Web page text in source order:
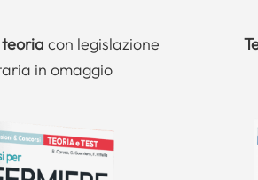
con legislazione
in omaggio